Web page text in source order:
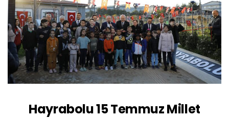
Hayrabolu 15 Temmuz Millet